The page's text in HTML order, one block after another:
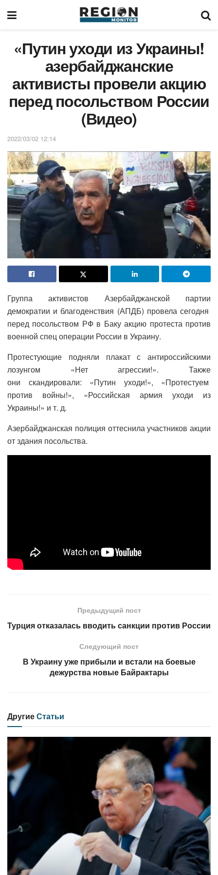
«Путин уходи из Украины!
азербайджанские
активисты провели акцию
перед посольством России
(Видео)
2022/03/02 12:14
Группа активистов Азербайджанской партии
демократии и благоденствия (АПДБ) провела сегодня
перед посольством РФ в Баку акцию протеста против
военной спец операции России в Украину.
Протестующие подняли плакат с антироссийскими
лозунгом «Нет агрессии!». Также
они скандировали: «Путин уходи!», «Протестуем
против войны!», «Российская армия уходи из
Украины!» и т. д.
Азербайджанская полиция оттеснила участников акции
от здания посольства.
Предыдущий пост
Турция отказалась вводить санкции против России
Следующий пост
В Украину уже прибыли и встали на боевые
дежурства новые Байрактары
ДругиеСтатьи